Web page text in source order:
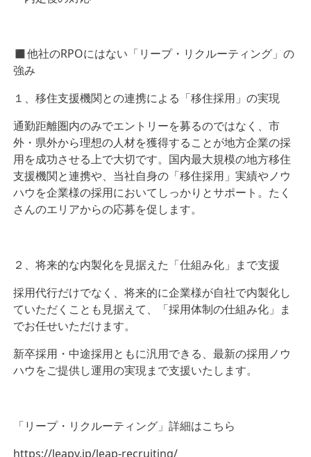
◼︎他社のRPOにはない「リープ・リクルーティング」の
強み
１、移住支援機関との連携による「移住採用」の実現
通勤距離圏内のみでエントリーを募るのではなく、市
外・県外から理想の人材を獲得することが地方企業の採
用を成功させる上で大切です。国内最大規模の地方移住
支援機関と連携や、当社自身の「移住採用」実績やノウ
ハウを企業様の採用においてしっかりとサポート。たく
さんのエリアからの応募を促します。
２、将来的な内製化を見据えた「仕組み化」まで支援
採用代行だけでなく、将来的に企業様が自社で内製化し
ていただくことも見据えて、「採用体制の仕組み化」ま
でお任せいただけます。
新卒採用・中途採用ともに汎用できる、最新の採用ノウ
ハウをご提供し運用の実現まで支援いたします。
「リープ・リクルーティング」詳細はこちら
https://leapy.jp/leap-recruiting/